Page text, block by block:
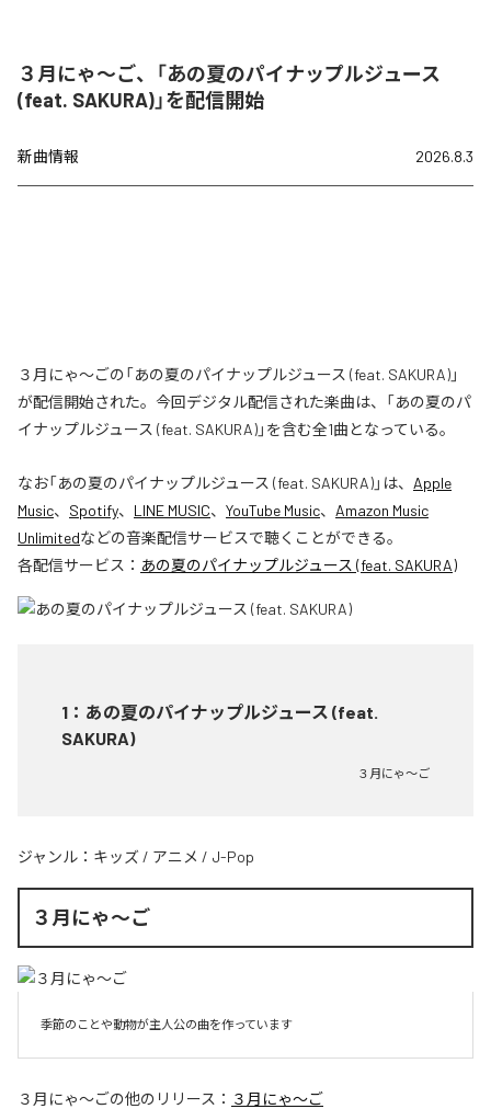
３月にゃ〜ご、「あの夏のパイナップルジュース
(feat. SAKURA)」を配信開始
新曲情報 2026.8.3
３月にゃ〜ごの「あの夏のパイナップルジュース (feat. SAKURA)」
が配信開始された。今回デジタル配信された楽曲は、「あの夏のパ
イナップルジュース (feat. SAKURA)」を含む全1曲となっている。
なお「あの夏のパイナップルジュース (feat. SAKURA)」は、 Apple
Music、 Spotify、 LINE MUSIC、 YouTube Music、 Amazon Music
Unlimitedなどの音楽配信サービスで聴くことができる。
各配信サービス： あの夏のパイナップルジュース (feat. SAKURA)
1 ： あの夏のパイナップルジュース (feat.
SAKURA)
３月にゃ〜ご
ジャンル： キッズ / アニメ / J-Pop
３月にゃ〜ご
季節のことや動物が主人公の曲を作っています
３月にゃ〜ごの他のリリース： ３月にゃ〜ご